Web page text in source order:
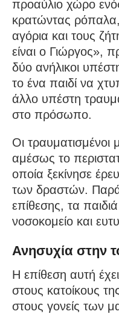
προαύλιο χώρο
κρατώντας
αγόρια και τους
είναι ο Γιώργος»,
δύο ανήλικοι
το ένα παιδί να
άλλο υπέστη
στο πρόσωπο.
Οι τραυματισμένοι
αμέσως το
οποία ξεκίνησε
των δραστών.
επίθεσης, τα
νοσοκομείο και
Ανησυχία στην
Η επίθεση αυτή
στους κατοίκους
στους γονείς των